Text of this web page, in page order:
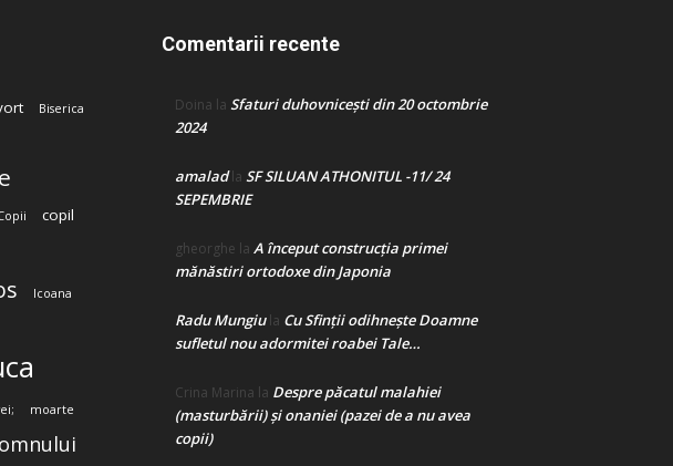
Biserica
copil
Icoana
moarte
Comentarii recente
Doina la Sfaturi duhovnicești din 20 octombrie
2024
amaladla SF SILUAN ATHONITUL -11/ 24
SEPEMBRIE
gheorghe la A început construcţia primei
mănăstiri ortodoxe din Japonia
Radu Mungiula Cu Sfinții odihnește Doamne
sufletul nou adormitei roabei Tale…
Crina Marina la Despre păcatul malahiei
(masturbării) şi onaniei (pazei de a nu avea
copii)